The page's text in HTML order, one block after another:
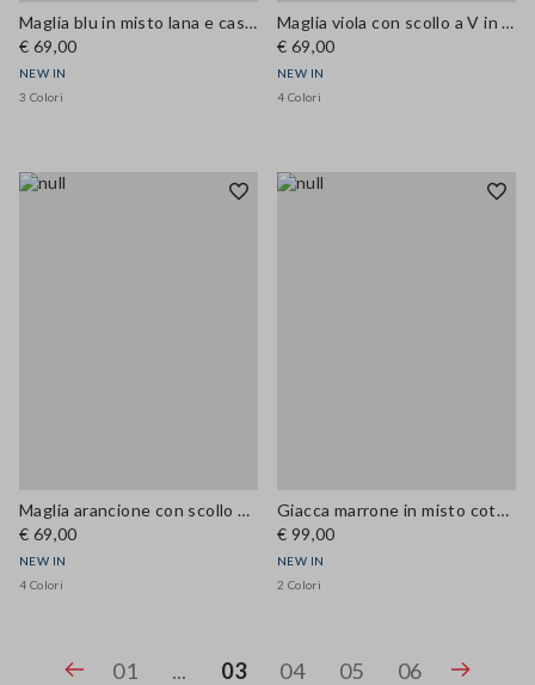
Maglia blu in misto lana e cashmere con girocollo regular fit
€ 69,00
NEW IN
3 Colori
Maglia viola con scollo a V in misto lana e cashmere regular fit
€ 69,00
NEW IN
4 Colori
Maglia arancione con scollo a V in misto lana e cashmere regular fit
€ 69,00
NEW IN
4 Colori
Giacca marrone in misto cotone con zip e colletto in velluto regular fit
€ 99,00
NEW IN
2 Colori
01 ... 03 04 05 06